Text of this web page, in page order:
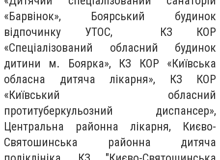
«Барвінок», Боярський будинок
відпочинку УТОС, КЗ КОР
«Спеціалізований обласний будинок
дитини м. Боярка», КЗ КОР «Київська
обласна дитяча лікарня», КЗ КОР
«Київський обласний
протитуберкульозний диспансер»,
Центральна районна лікарня, Києво-
Святошинська районна дитяча